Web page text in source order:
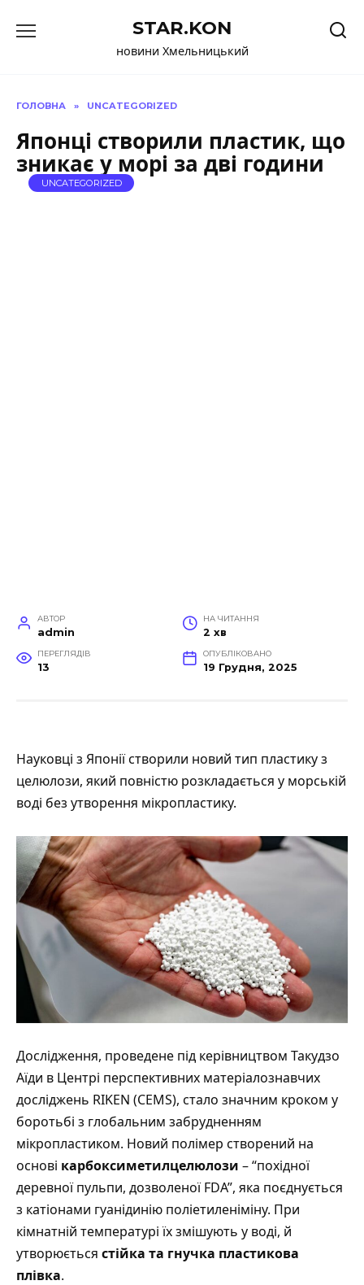
до
STAR.KON
новини Хмельницький
ГОЛОВНА » UNCATEGORIZED
Японці створили пластик, що
зникає у морі за дві години
UNCATEGORIZED
АВТОР
admin
НА ЧИТАННЯ
2 хв
ПЕРЕГЛЯДІВ
13
ОПУБЛІКОВАНО
19 Грудня, 2025
Науковці з Японії створили новий тип пластику з
целюлози, який повністю розкладається у морській
воді без утворення мікропластику.
Дослідження, проведене під керівництвом Такудзо
Аїди в Центрі перспективних матеріалознавчих
досліджень RIKEN (CEMS), стало значним кроком у
боротьбі з глобальним забрудненням
мікропластиком. Новий полімер створений на
основі карбоксиметилцелюлози – “похідної
деревної пульпи, дозволеної FDA”, яка поєднується
з катіонами гуанідинію поліетиленіміну. При
кімнатній температурі їх змішують у воді, й
утворюється стійка та гнучка пластикова
плівка.